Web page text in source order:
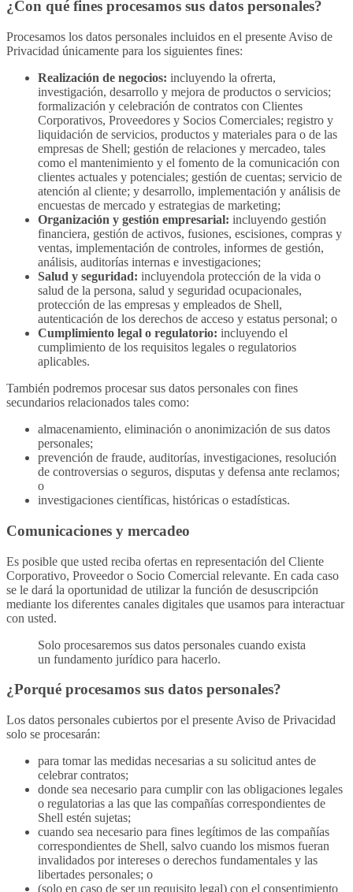
¿Con qué fines procesamos sus datos personales?
Procesamos los datos personales incluidos en el presente Aviso de
Privacidad únicamente para los siguientes fines:
Realización de negocios: incluyendo la ofrerta,
investigación, desarrollo y mejora de productos o servicios;
formalización y celebración de contratos con Clientes
Corporativos, Proveedores y Socios Comerciales; registro y
liquidación de servicios, productos y materiales para o de las
empresas de Shell; gestión de relaciones y mercadeo, tales
como el mantenimiento y el fomento de la comunicación con
clientes actuales y potenciales; gestión de cuentas; servicio de
atención al cliente; y desarrollo, implementación y análisis de
encuestas de mercado y estrategias de marketing;
Organización y gestión empresarial: incluyendo gestión
financiera, gestión de activos, fusiones, escisiones, compras y
ventas, implementación de controles, informes de gestión,
análisis, auditorías internas e investigaciones;
Salud y seguridad: incluyendola protección de la vida o
salud de la persona, salud y seguridad ocupacionales,
protección de las empresas y empleados de Shell,
autenticación de los derechos de acceso y estatus personal; o
Cumplimiento legal o regulatorio: incluyendo el
cumplimiento de los requisitos legales o regulatorios
aplicables.
También podremos procesar sus datos personales con fines
secundarios relacionados tales como:
almacenamiento, eliminación o anonimización de sus datos
personales;
prevención de fraude, auditorías, investigaciones, resolución
de controversias o seguros, disputas y defensa ante reclamos;
o
investigaciones científicas, históricas o estadísticas.
Comunicaciones y mercadeo
Es posible que usted reciba ofertas en representación del Cliente
Corporativo, Proveedor o Socio Comercial relevante. En cada caso
se le dará la oportunidad de utilizar la función de desuscripción
mediante los diferentes canales digitales que usamos para interactuar
con usted.
Solo procesaremos sus datos personales cuando exista
un fundamento jurídico para hacerlo.
¿Porqué procesamos sus datos personales?
Los datos personales cubiertos por el presente Aviso de Privacidad
solo se procesarán:
para tomar las medidas necesarias a su solicitud antes de
celebrar contratos;
donde sea necesario para cumplir con las obligaciones legales
o regulatorias a las que las compañías correspondientes de
Shell estén sujetas;
cuando sea necesario para fines legítimos de las compañías
correspondientes de Shell, salvo cuando los mismos fueran
invalidados por intereses o derechos fundamentales y las
libertades personales; o
(solo en caso de ser un requisito legal) con el consentimiento